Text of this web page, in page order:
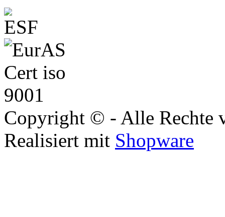
Copyright © - Alle Rechte
Realisiert mit Shopware